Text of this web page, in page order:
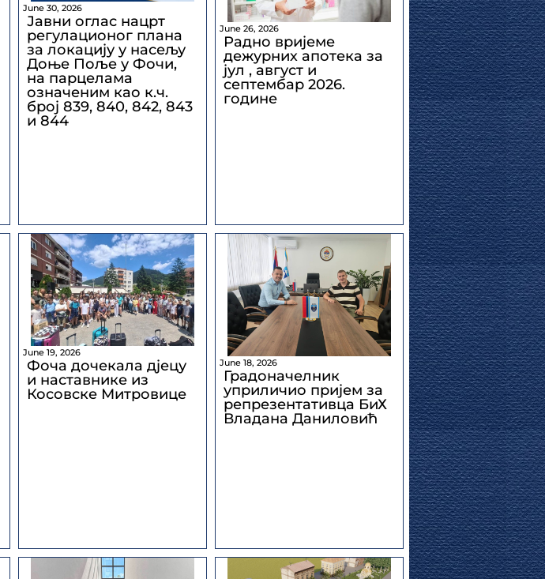
June 30, 2026
Јавни оглас нацрт
регулационог плана
за локацију у насељу
Доње Поље у Фочи,
на парцелама
означеним као к.ч.
број 839, 840, 842, 843
и 844
June 26, 2026
Радно вријеме
дежурних апотека за
јул , август и
септембар 2026.
године
June 19, 2026
Фоча дочекала дјецу
и наставнике из
Косовске Митровице
June 18, 2026
Градоначелник
уприличио пријем за
репрезентативца БиХ
Владана Даниловић